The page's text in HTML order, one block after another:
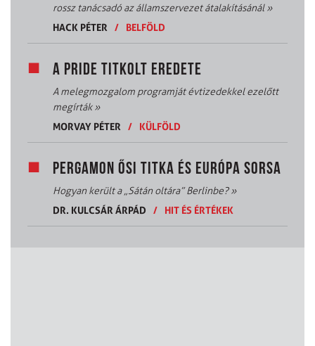
rossz tanácsadó az államszervezet átalakításánál»
HACK PÉTER
/ BELFÖLD
A PRIDE TITKOLT EREDETE
A melegmozgalom programját évtizedekkel ezelőtt
megírták»
MORVAY PÉTER
/ KÜLFÖLD
PERGAMON ŐSI TITKA ÉS EURÓPA SORSA
Hogyan került a „Sátán oltára” Berlinbe?»
DR. KULCSÁR ÁRPÁD
/ HIT ÉS ÉRTÉKEK